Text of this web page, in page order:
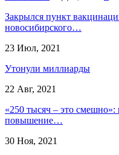
Закрылся пункт
новосибирского…
23 Июл, 2021
Утонули миллиарды
22 Авг, 2021
«250 тысяч – это смешно»:
повышение…
30 Ноя, 2021